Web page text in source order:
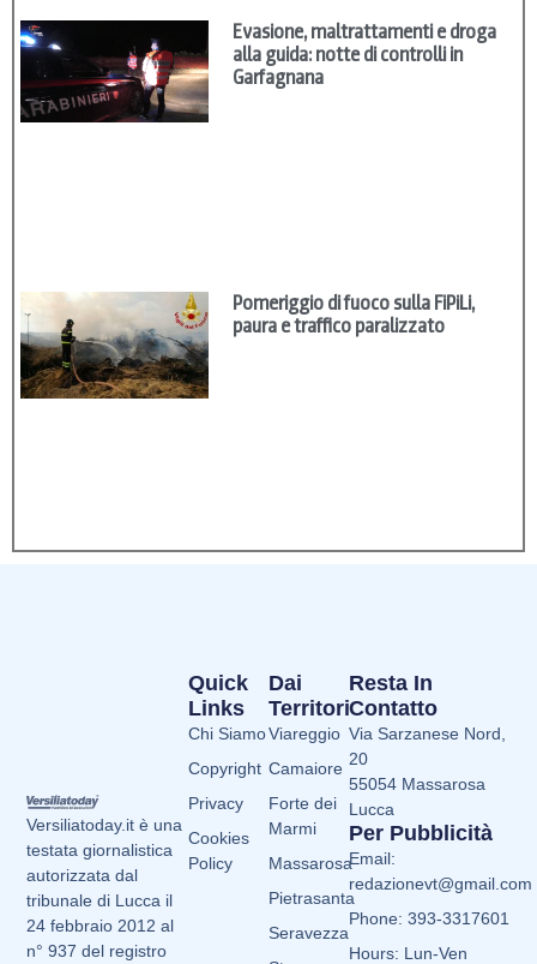
Evasione, maltrattamenti e droga
alla guida: notte di controlli in
Garfagnana
Pomeriggio di fuoco sulla FiPiLi,
paura e traffico paralizzato
Versiliatoday.it è una
testata giornalistica
autorizzata dal
tribunale di Lucca il
24 febbraio 2012 al
n° 937 del registro
Dai
Territori
Viareggio
Camaiore
Forte dei
Marmi
Massarosa
Pietrasanta
Seravezza
Quick
Links
Chi Siamo
Copyright
Privacy
Cookies
Policy
Resta In
Contatto
Via Sarzanese Nord,
20
55054 Massarosa
Lucca
Per Pubblicità
Email:
redazionevt@gmail.com
Phone: 393-3317601
Hours: Lun-Ven